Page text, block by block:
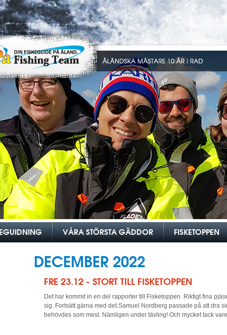
VÅRA STÖRSTA GÄDDOR FISKETOPPEN
DECEMBER 2022
FRE 23.12 - STORT TILL FISKETOPPEN
Det har kommit in en del rapporter till Fisketoppen. Riktigt fina
sig. Fortsätt gärna med det.Samuel Nordberg passade på att dra
behövdes som mest. Nämligen under tävling! Och mycket tack